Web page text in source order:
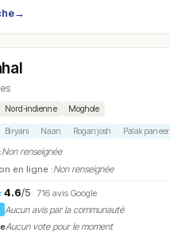
→
Nord-indienne Moghole
Biryani Naan Rogan josh Palak paneer
Non renseignée
en ligne :Non renseignée
4.6/5· 716 avis Google
Aucun avis par la communauté
Aucun vote pour le moment